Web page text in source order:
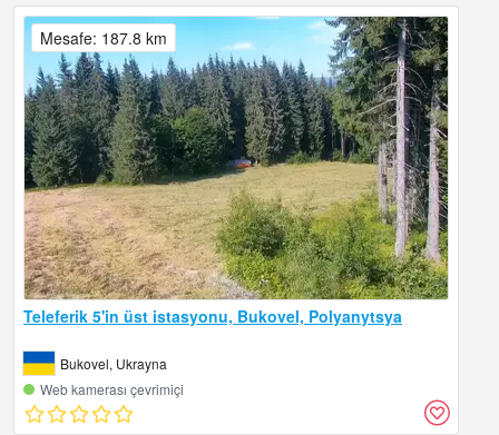
Teleferik 5'in üst istasyonu, Bukovel, Polyanytsya
Bukovel, Ukrayna
Web kamerası çevrimiçi
Mesafe: 187.8 km